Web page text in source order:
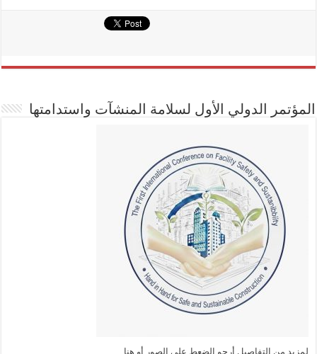
المؤتمر الدولي الأول لسلامة المنشآت واستدامتها
لمزيد من التفاصيل أرجو الضعط على الصور أو هنا